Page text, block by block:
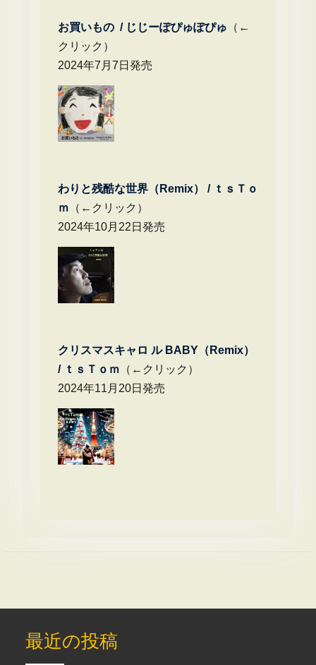
お買いもの / じじーぽぴゅぽぴゅ （←
クリック）
2024年7月7日発売
わりと残酷な世界（Remix） / ｔｓＴｏ
ｍ （←クリック）
2024年10月22日発売
クリスマスキャロ ル BABY（Remix）
/ ｔｓＴｏｍ （←クリック）
2024年11月20日発売
最近の投稿